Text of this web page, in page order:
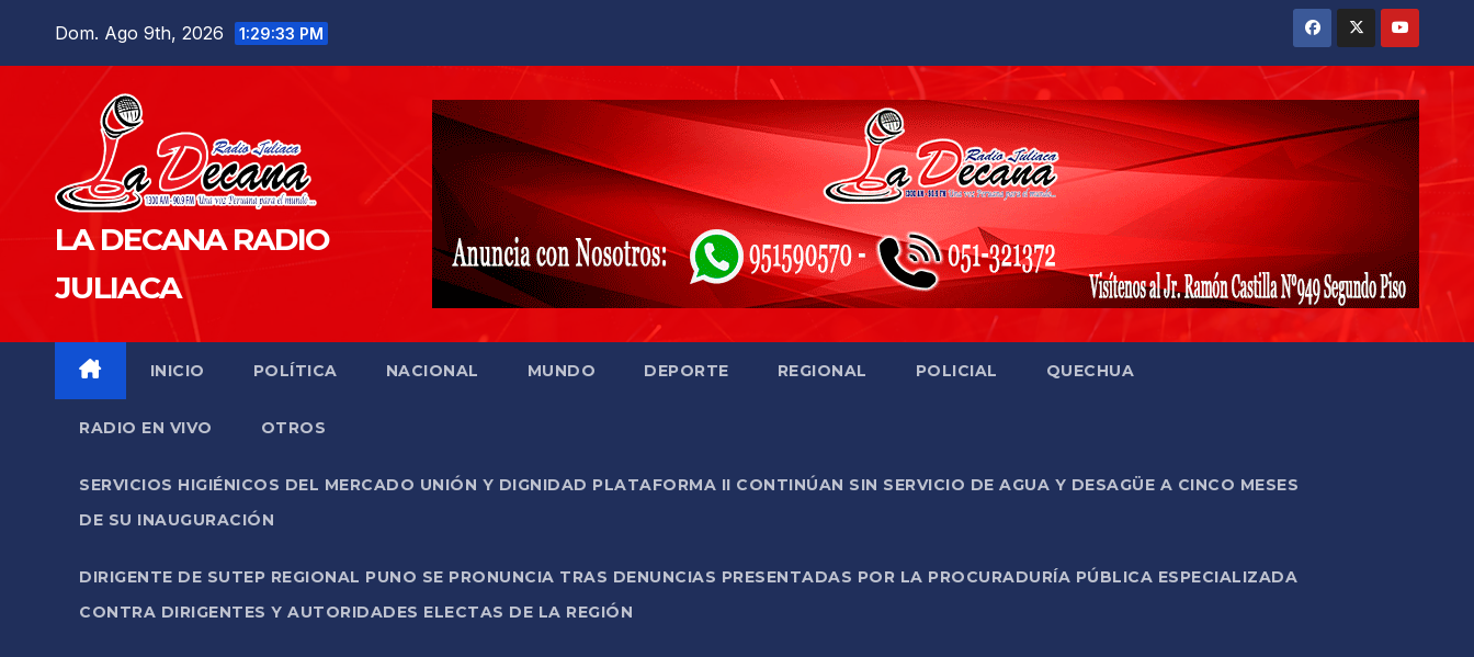
Dom. Ago 9th, 2026 1:29:34 PM
LA DECANA RADIO
JULIACA
INICIO POLÍTICA NACIONAL MUNDO DEPORTE REGIONAL POLICIAL QUECHUA
RADIO EN VIVO OTROS
SERVICIOS HIGIÉNICOS DEL MERCADO UNIÓN Y DIGNIDAD PLATAFORMA II CONTINÚAN SIN SERVICIO DE AGUA Y DESAGÜE A CINCO MESES
DE SU INAUGURACIÓN
DIRIGENTE DE SUTEP REGIONAL PUNO SE PRONUNCIA TRAS DENUNCIAS PRESENTADAS POR LA PROCURADURÍA PÚBLICA ESPECIALIZADA
CONTRA DIRIGENTES Y AUTORIDADES ELECTAS DE LA REGIÓN